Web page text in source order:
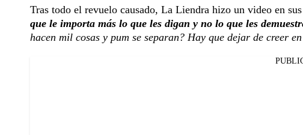
Tras todo el revuelo causado, La Liendra hizo un video en
que le importa más lo que les digan y no lo que les
hacen mil cosas y pum se separan? Hay que dejar de creer